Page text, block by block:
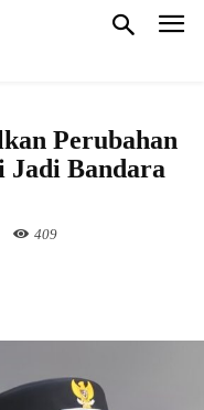
Perubahan
Jadi Bandara
409